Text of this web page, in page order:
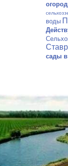
воды
сады